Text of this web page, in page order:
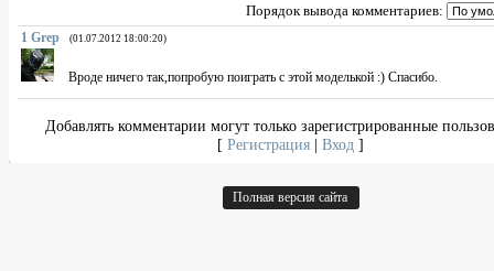
Порядок вывода комментариев:
1 Grep (01.07.2012 18:00:20)
Вроде ничего так,попробую поиграть с этой моделькой :) Спасибо.
Добавлять комментарии могут только зарегистрированные
[ Регистрация | Вход ]
Полная версия сайта